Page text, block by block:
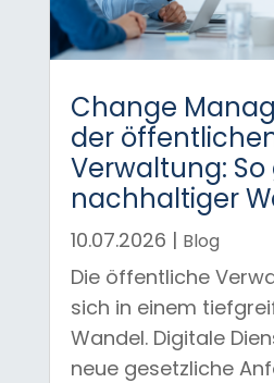
Change
der
Verwaltung:
nachhaltiger
10.07.2026 | Blog
Die öffentliche
sich in einem
Wandel. Digitale
neue gesetzliche